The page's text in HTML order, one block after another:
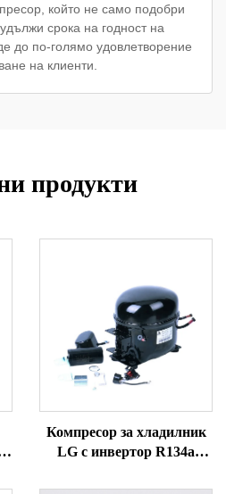
който не само подобри
срока на годност на
до по-голямо удовлетворение
на клиенти.
продукти
Компресор за хладилник
LG с инвертор R134a
1/4 Hp електрически